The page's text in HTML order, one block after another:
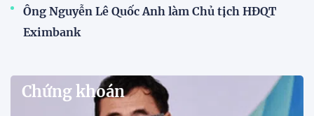
Ông Nguyễn Lê Quốc Anh làm Chủ tịch HĐQT
Eximbank
Chứng khoán